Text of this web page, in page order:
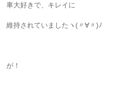
車大好きで、キレイに
維持されていましたヽ(〃∀〃)ﾉ
が！